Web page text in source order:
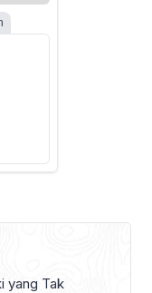
yang Tak